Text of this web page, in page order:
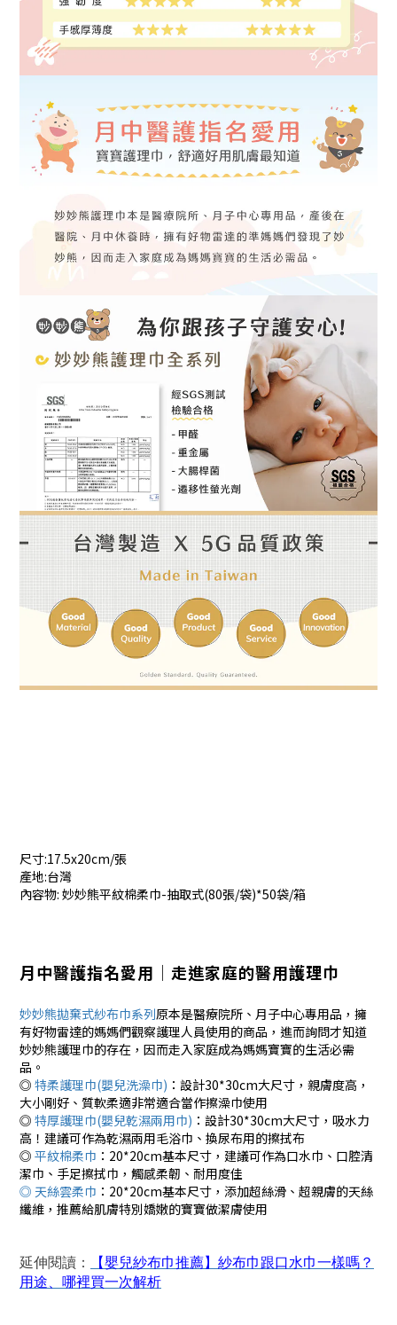
尺寸:17.5x20cm/張
產地:台灣
內容物: 妙妙熊平紋棉柔巾-抽取式(80張/袋)*50袋/箱
月中醫護指名愛用│走進家庭的醫用護理巾
妙妙熊拋棄式紗布巾系列原本是醫療院所、月子中心專用品，擁
有好物雷達的媽媽們觀察護理人員使用的商品，進而詢問才知道
妙妙熊護理巾的存在，因而走入家庭成為媽媽寶寶的生活必需
品。
◎ 特柔護理巾(嬰兒洗澡巾) ：設計30*30cm大尺寸，親膚度高，
大小剛好、質軟柔適非常適合當作擦澡巾使用
◎ 特厚護理巾(嬰兒乾濕兩用巾) ：設計30*30cm大尺寸，吸水力
高！建議可作為乾濕兩用毛浴巾、換尿布用的擦拭布
◎ 平紋棉柔巾 ：20*20cm基本尺寸，建議可作為口水巾、口腔清
潔巾、手足擦拭巾，觸感柔韌、耐用度佳
◎ 天絲雲柔巾 ：20*20cm基本尺寸，添加超絲滑、超親膚的天絲
纖維，推薦給肌膚特別嬌嫩的寶寶做潔膚使用
延伸閱讀 ： 【嬰兒紗布巾推薦】紗布巾跟口水巾一樣嗎？
用途、哪裡買一次解析